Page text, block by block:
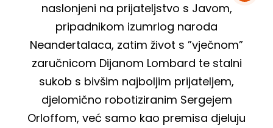
naslonjeni na prijateljstvo s Javom,
pripadnikom izumrlog naroda
Neandertalaca, zatim život s ”vječnom”
zaručnicom Dijanom Lombard te stalni
sukob s bivšim najboljim prijateljem,
djelomično robotiziranim Sergejem
Orloffom, već samo kao premisa djeluju